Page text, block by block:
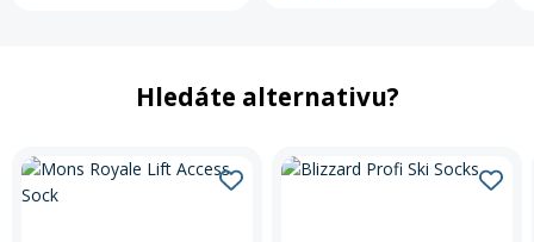
Hledáte alternativu?